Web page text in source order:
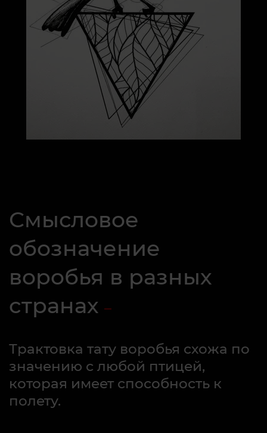
Смысловое
обозначение
воробья в разных
странах
Трактовка тату воробья схожа по
значению с любой птицей,
которая имеет способность к
полету.